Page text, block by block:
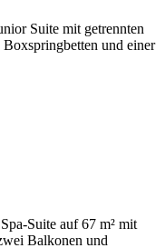
Suite mit getrennten
und einer
Suite auf 67 m² mit
Balkonen und